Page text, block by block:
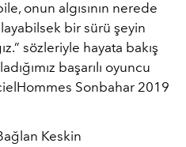
onun algısının nerede
bir sürü şeyin
sözleriyle hayata bakış
başarılı oyuncu
Sonbahar 2019
Keskin